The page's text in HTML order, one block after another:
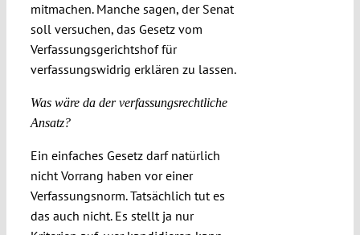
mitmachen. Manche sagen, der Senat
soll versuchen, das Gesetz vom
Verfassungsgerichtshof für
verfassungswidrig erklären zu lassen.
Was wäre da der verfassungsrechtliche
Ansatz?
Ein einfaches Gesetz darf natürlich
nicht Vorrang haben vor einer
Verfassungsnorm. Tatsächlich tut es
das auch nicht. Es stellt ja nur